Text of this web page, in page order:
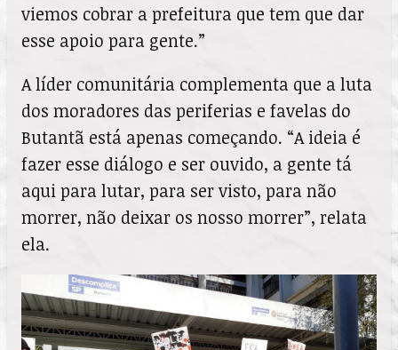
viemos cobrar a prefeitura que tem que dar
esse apoio para gente.”
A líder comunitária complementa que a luta
dos moradores das periferias e favelas do
Butantã está apenas começando. “A ideia é
fazer esse diálogo e ser ouvido, a gente tá
aqui para lutar, para ser visto, para não
morrer, não deixar os nosso morrer”, relata
ela.